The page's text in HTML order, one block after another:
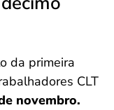
da primeira
CLT
novembro.